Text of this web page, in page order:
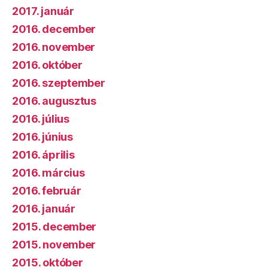
2017. január
2016. december
2016. november
2016. október
2016. szeptember
2016. augusztus
2016. július
2016. június
2016. április
2016. március
2016. február
2016. január
2015. december
2015. november
2015. október